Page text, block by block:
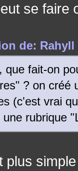
se
de: Rahyll
que fait-on
? on créé
(c'est vrai
une rubrique
plus